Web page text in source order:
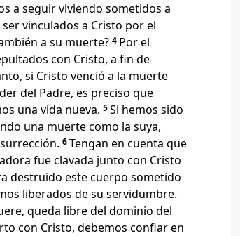
a seguir viviendo sometidos a
vinculados a Cristo por el
a su muerte? 4 Por el
con Cristo, a fin de
si Cristo venció a la muerte
del Padre, es preciso que
una vida nueva. 5Si hemos sido
una muerte como la suya,
6Tengan en cuenta que
fue clavada junto con Cristo
destruido este cuerpo sometido
liberados de su servidumbre.
queda libre del dominio del
con Cristo, debemos confiar en